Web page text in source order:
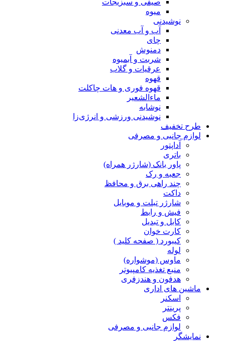
میوه
نوشیدنی
آب و آب معدنی
چای
دمنوش
شربت و آبمیوه
عرقیات و گلاب
قهوه
قهوه فوری و هات چاکلت
ماءالشعیر
نوشابه
نوشیدنی ورزشی و انرژی‌زا
طرح تخفیف
لوازم جانبی و مصرفی
آداپتور
باتری
پاور بانک (شارژر همراه)
جعبه و رک
چند راهی برق و محافظ
داکت
شارژر تبلت و موبایل
فیش و رابط
کابل و تبدیل
کارت خوان
کیبورد ( صفحه کلید )
لوله
ماوس (موشواره)
منبع تغذیه کامپیوتر
هدفون و هندزفری
ماشین های اداری
اسکنر
پرینتر
فکس
لوازم جانبی و مصرفی
نمایشگر